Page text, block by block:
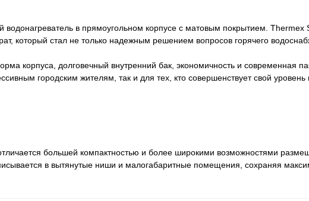
водонагреватель в прямоугольном корпусе с матовым покрытием. Thermex
который стал не только надежным решением вопросов горячего
корпуса, долговечный внутренний бак, экономичность и современная
городским жителям, так и для тех, кто совершенствует свой
большей компактностью и более широкими возможностями
в вытянутые ниши и малогабаритные помещения, сохраняя